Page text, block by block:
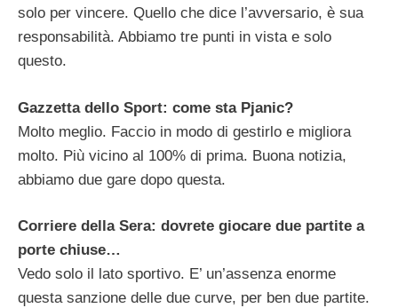
solo per vincere. Quello che dice l’avversario, è sua
responsabilità. Abbiamo tre punti in vista e solo
questo.
Gazzetta dello Sport: come sta Pjanic?
Molto meglio. Faccio in modo di gestirlo e migliora
molto. Più vicino al 100% di prima. Buona notizia,
abbiamo due gare dopo questa.
Corriere della Sera: dovrete giocare due partite a
porte chiuse…
Vedo solo il lato sportivo. E’ un’assenza enorme
questa sanzione delle due curve, per ben due partite.